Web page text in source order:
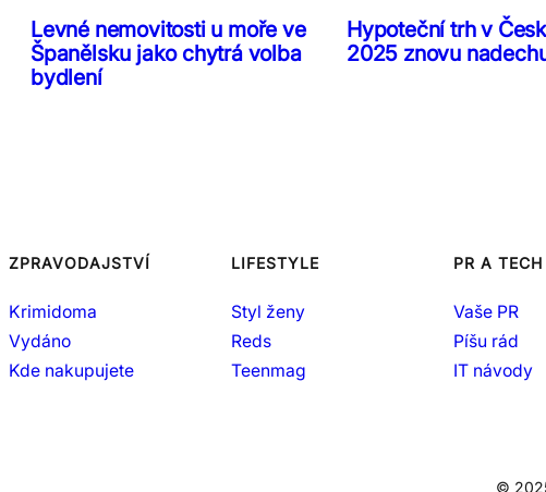
Levné nemovitosti u moře ve
Španělsku jako chytrá volba
bydlení
Hypoteční trh v
2025 znovu
ZPRAVODAJSTVÍ
Krimidoma
Vydáno
Kde nakupujete
LIFESTYLE
Styl ženy
Reds
Teenmag
PR A TECH
Vaše PR
Píšu rád
IT návody
©